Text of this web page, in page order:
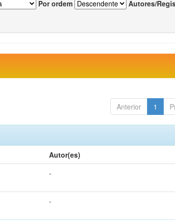
Por ordem Autores/
Anterior 1
Autor(es)
-
-